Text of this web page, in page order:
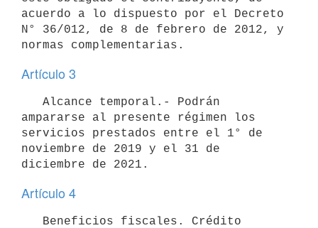
acuerdo a lo dispuesto por el Decreto
N° 36/012, de 8 de febrero de 2012, y
Artículo 3
ampararse al presente régimen los
servicios prestados entre el 1° de
noviembre de 2019 y el 31 de
Artículo 4